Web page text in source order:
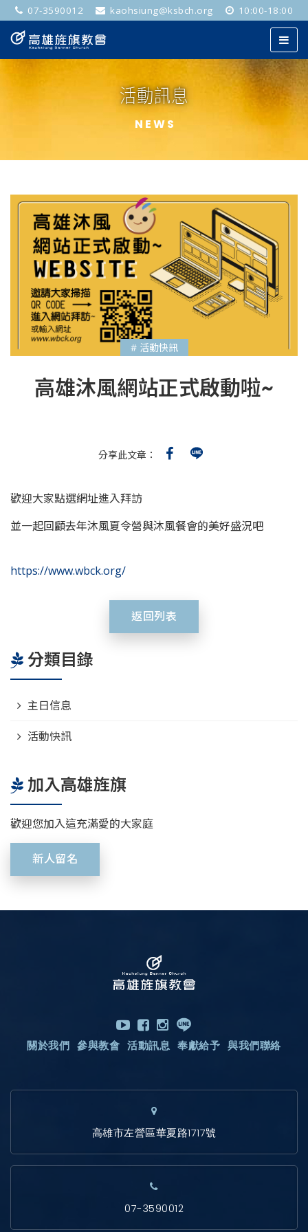
07-3590012 kaohsiung@ksbch.org 10:00-18:00
活動訊息
NEWS
# 活動快訊
高雄沐風網站正式啟動啦~
分享此文章：
歡迎大家點選網址進入拜訪
並一起回顧去年沐風夏令營與沐風餐會的美好盛況吧
https://www.wbck.org/
返回列表
分類目錄
主日信息
活動快訊
加入高雄旌旗
歡迎您加入這充滿愛的大家庭
新人留名
關於我們 參與教會 活動訊息 奉獻給予 與我們聯絡
高雄市左營區華夏路1717號
07-3590012